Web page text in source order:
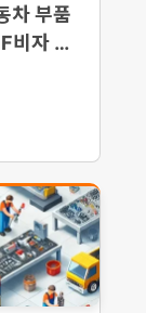
차 부품
비자 환